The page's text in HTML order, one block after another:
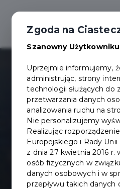
Zgoda na
Szanowny Użytkowniku
Uprzejmie informujemy,
administrując, strony
technologii służących do
przetwarzania danych
analizowania ruchu na
Nie personalizujemy
Realizując
Europejskiego i Rady
z dnia 27 kwietnia 2016 r.
osób fizycznych w
danych osobowych i w
przepływu takich danych